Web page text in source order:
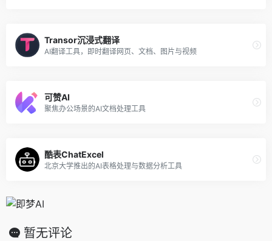
Transor沉浸式翻译
AI翻译工具，即时翻译网页、文档、图片与视频
可赞AI
聚焦办公场景的AI文档处理工具
酷表ChatExcel
北京大学推出的AI表格处理与数据分析工具
暂无评论